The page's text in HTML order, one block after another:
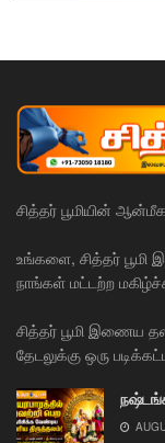
சித்தர் பூமியின்
உங்களை, சித்தர்
நாங்கள் மட்டற்ற
சித்தர் பூமி இணைய
தேடலுக்கு ஒரு